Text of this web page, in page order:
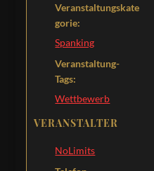
Veranstaltungskate
gorie:
Spanking
Veranstaltung-
Tags:
Wettbewerb
VERANSTALTER
NoLimits